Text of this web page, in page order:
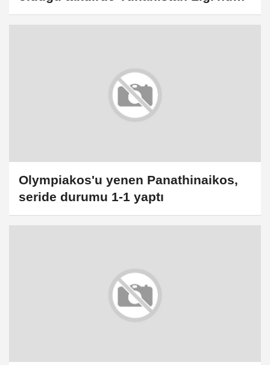
şampiyonluğa inancı tam:
Olympiakos'u yenen Panathinaikos,
seride durumu 1-1 yaptı